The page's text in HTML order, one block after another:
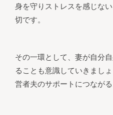
身を守りストレスを感じな
切です。
その一環として、妻が自分
ることも意識していきまし
営者夫のサポートにつながる